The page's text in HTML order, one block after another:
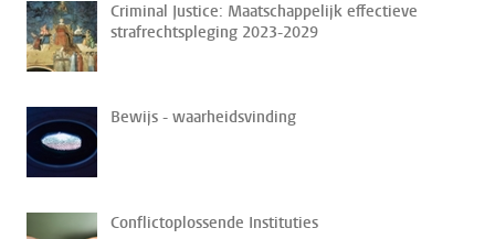
Criminal Justice: Maatschappelijk effectieve
strafrechtspleging 2023-2029
Bewijs - waarheidsvinding
Conflictoplossende Instituties